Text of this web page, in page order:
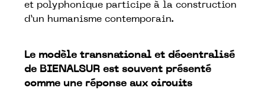
et polyphonique participe à la construction
d’un humanisme contemporain.
Le modèle transnational et décentralisé
de BIENALSUR est souvent présenté
comme une réponse aux circuits